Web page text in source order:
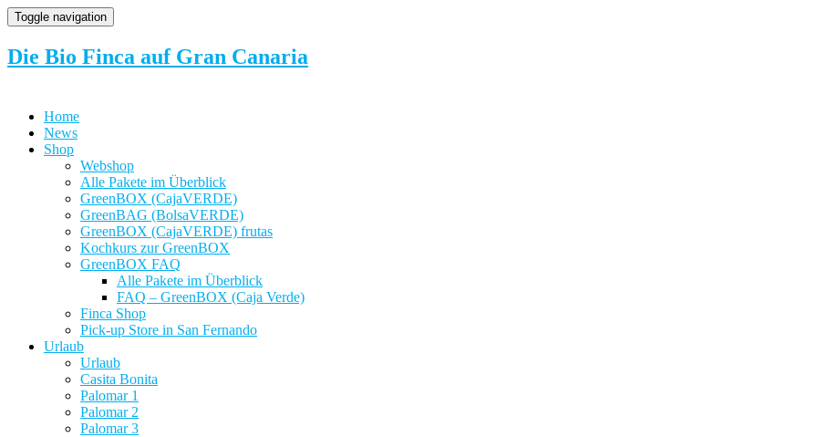
Toggle navigation
Die Bio Finca auf Gran Canaria
Home
News
Shop
Webshop
Alle Pakete im Überblick
GreenBOX (CajaVERDE)
GreenBAG (BolsaVERDE)
GreenBOX (CajaVERDE) frutas
Kochkurs zur GreenBOX
GreenBOX FAQ
Alle Pakete im Überblick
FAQ – GreenBOX (Caja Verde)
Finca Shop
Pick-up Store in San Fernando
Urlaub
Urlaub
Casita Bonita
Palomar 1
Palomar 2
Palomar 3